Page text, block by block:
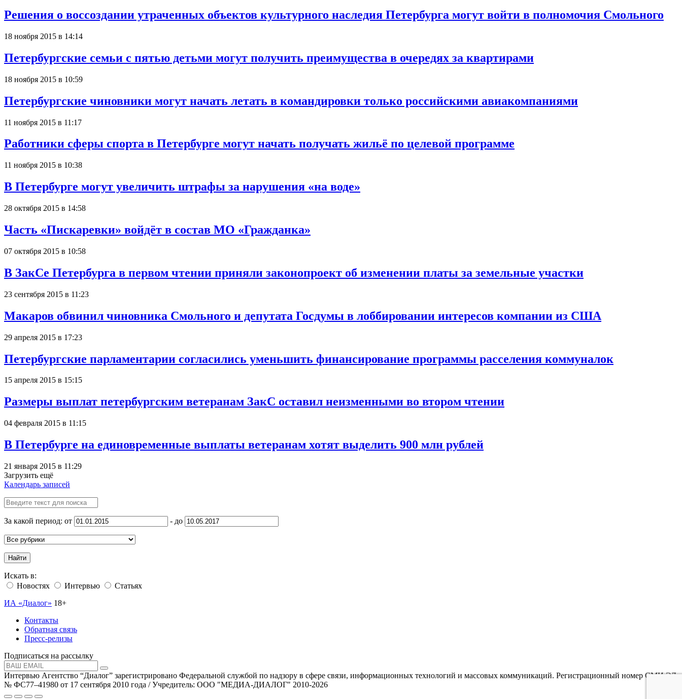
Решения о воссоздании утраченных объектов культурного наследия Петербурга могут войти в полномочия Смольного
18 ноября 2015 в 14:14
Петербургские семьи с пятью детьми могут получить преимущества в очередях за квартирами
18 ноября 2015 в 10:59
Петербургские чиновники могут начать летать в командировки только российскими авиакомпаниями
11 ноября 2015 в 11:17
Работники сферы спорта в Петербурге могут начать получать жильё по целевой программе
11 ноября 2015 в 10:38
В Петербурге могут увеличить штрафы за нарушения «на воде»
28 октября 2015 в 14:58
Часть «Пискаревки» войдёт в состав МО «Гражданка»
07 октября 2015 в 10:58
В ЗакСе Петербурга в первом чтении приняли законопроект об изменении платы за земельные участки
23 сентября 2015 в 11:23
Макаров обвинил чиновника Смольного и депутата Госдумы в лоббировании интересов компании из США
29 апреля 2015 в 17:23
Петербургские парламентарии согласились уменьшить финансирование программы расселения коммуналок
15 апреля 2015 в 15:15
Размеры выплат петербургским ветеранам ЗакС оставил неизменными во втором чтении
04 февраля 2015 в 11:15
В Петербурге на единовременные выплаты ветеранам хотят выделить 900 млн рублей
21 января 2015 в 11:29
Загрузить ещё
Календарь записей
За какой период: от - до
Найти
Искать в:
Новостях
Интервью
Статьях
ИА «Диалог» 18+
Контакты
Обратная связь
Пресс-релизы
Подписаться на рассылку
Интервью Агентство “Диалог” зарегистрировано Федеральной службой по надзору в сфере связи, информационных технологий и массовых коммуникаций. Регистрационный номер СМИ ЭЛ
№ ФС77–41980 от 17 сентября 2010 года / Учредитель: ООО "МЕДИА-ДИАЛОГ" 2010-2026